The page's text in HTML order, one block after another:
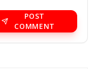
POST
COMMENT